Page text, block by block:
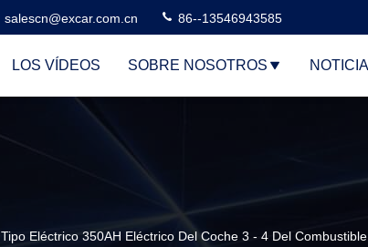
salescn@excar.com.cn 86--13546943585
LOS VÍDEOS SOBRE NOSOTROS
Tipo Eléctrico 350AH Eléctrico Del Coche 3 - 4 Del